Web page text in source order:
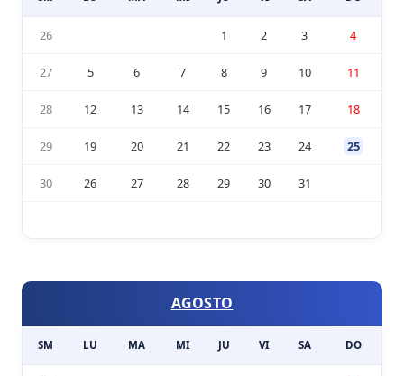
26 1 2 3 4
27 5 6 7 8 9 10 11
28 12 13 14 15 16 17 18
29 19 20 21 22 23 24 25
30 26 27 28 29 30 31
AGOSTO
SM LU MA MI JU VI SA DO